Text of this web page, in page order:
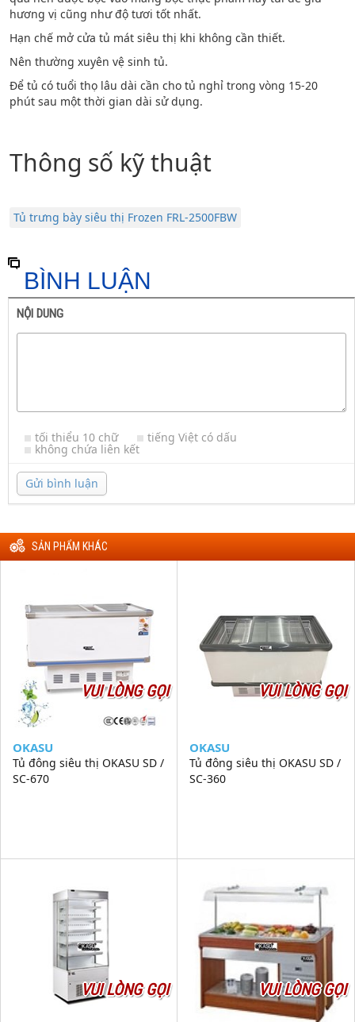
hương vị cũng như độ tươi tốt nhất.
Hạn chế mở cửa tủ mát siêu thị khi không cần thiết.
Nên thường xuyên vệ sinh tủ.
Để tủ có tuổi thọ lâu dài cần cho tủ nghỉ trong vòng 15-20
phút sau một thời gian dài sử dụng.
Thông số kỹ thuật
Tủ trưng bày siêu thị Frozen FRL-2500FBW
BÌNH LUẬN
NỘI DUNG
tối thiểu 10 chữ tiếng Việt có dấu
không chứa liên kết
Gửi bình luận
SẢN PHẨM KHÁC
VUI LÒNG GỌI
OKASU
Tủ đông siêu thị OKASU SD /
SC-670
VUI LÒNG GỌI
OKASU
Tủ đông siêu thị OKASU SD /
SC-360
VUI LÒNG GỌI VUI LÒNG GỌI